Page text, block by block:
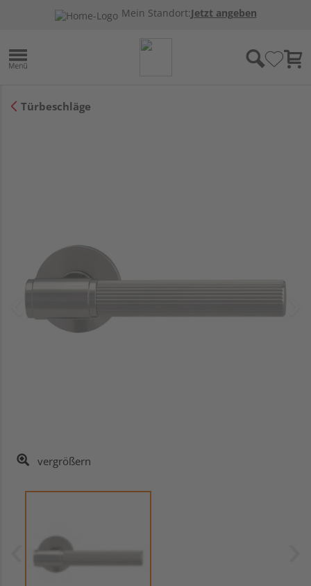
Mein Standort:Jetzt angeben
Türbeschläge
vergrößern